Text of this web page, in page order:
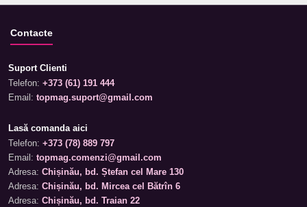
Contacte
Suport Clienti
Telefon: +373 (61) 191 444
Email: topmag.suport@gmail.com
Lasă comanda aici
Telefon: +373 (78) 889 797
Email: topmag.comenzi@gmail.com
Adresa: Chișinău, bd. Ștefan cel Mare 130
Adresa: Chișinău, bd. Mircea cel Bătrîn 6
Adresa: Chișinău, bd. Traian 22